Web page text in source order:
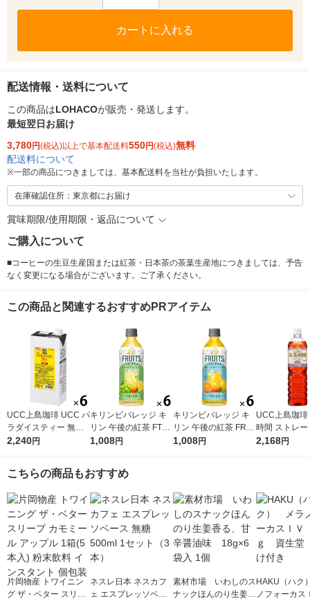
カートに入れる
配送情報・送料について
この商品はLOHACOが販売・発送します。
最短翌日お届け
3,780円(税込)以上で基本配送料550円(税込)無料
配送料について
※一部の商品につきましては、基本配送料を当社が負担いたします。
在庫確認住所：東京都にお届け
賞味期限/使用期限・返品について
ご購入について
■コーヒーの生豆生産国または紅茶・日本茶の茶葉生産地につきましては、予告
なく変更になる場合がございます。ご了承ください。
この商品と関連するおすすめPRアイテム
UCC上島珈琲 UCC パ
ラダイスティー 無糖
1000ml 1箱（6本入）
2,240円
キリンビバレッジ キ
リン 午後の紅茶 FTUI
TS ＆ ICE TEA （フ
ン 500ml 1セット（6
1,008円
キリンビバレッジ キ
リン 午後の紅茶 FRUI
TS ＆ ICE TEA （フ
1,008円
UCC上島珈琲
時間 ストレー
ー 無糖
2,168円
こちらの商品もおすすめ
片岡物産 トワイニン
グ ザ・ベター スリー
ネスレ日本 ネスカフ
ェ エスプレッソベー
素材市場 いわしのス
ナックほんのり生姜香
HAKU（ハ
ノフォーカ